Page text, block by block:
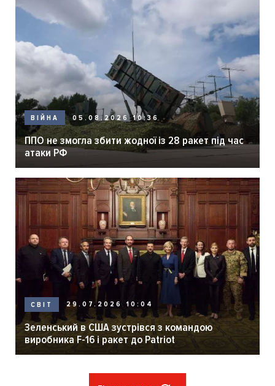
ВІЙНА 05.08.2026 10:36
ППО не змогла збити жодної із 28 ракет під час
атаки РФ
СВІТ 29.07.2026 10:04
Зеленський в США зустрівся з командою
виробника F-16 і ракет до Patriot